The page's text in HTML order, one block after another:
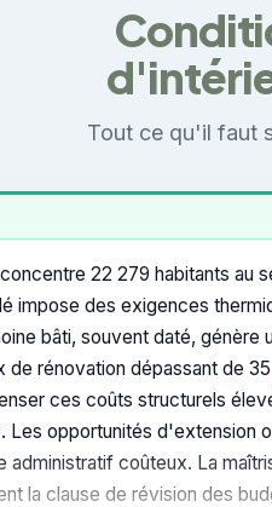
Tout ce qu'il faut
22 279 habitants au
impose des exigences
bâti, souvent daté,
de rénovation dépassant de
ces coûts structurels
Les opportunités d'extension
coûteux. La
la clause de révision des